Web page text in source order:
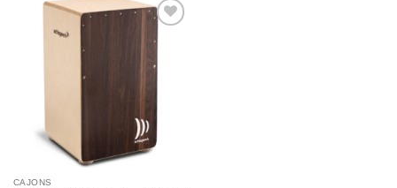
Auf die
CAJONS